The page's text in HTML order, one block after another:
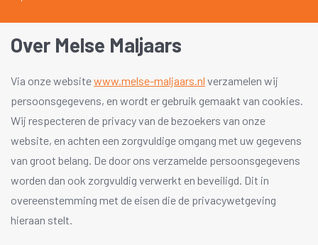
Over Melse Maljaars
Via onze websitewww.melse-maljaars.nl verzamelen wij
persoonsgegevens, en wordt er gebruik gemaakt van cookies.
Wij respecteren de privacy van de bezoekers van onze
website, en achten een zorgvuldige omgang met uw gegevens
van groot belang. De door ons verzamelde persoonsgegevens
worden dan ook zorgvuldig verwerkt en beveiligd. Dit in
overeenstemming met de eisen die de privacywetgeving
hieraan stelt.